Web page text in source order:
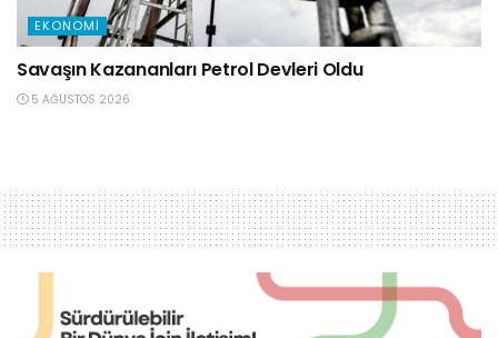
EKONOMI
Savaşın Kazananları Petrol Devleri Oldu
5 AĞUSTOS 2026